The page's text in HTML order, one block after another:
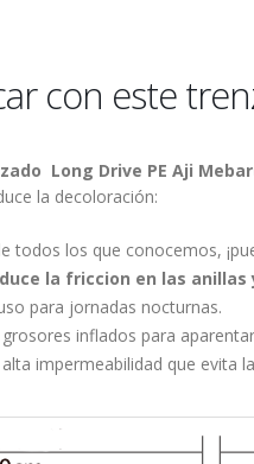
con este
Long Drive PE Aji
la decoloración:
todos los que conocemos,
la friccion en las
para jornadas nocturnas.
grosores inflados para
impermeabilidad que evita